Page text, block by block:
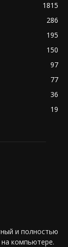
1815
286
195
150
97
77
36
19
и полностью
компьютере.